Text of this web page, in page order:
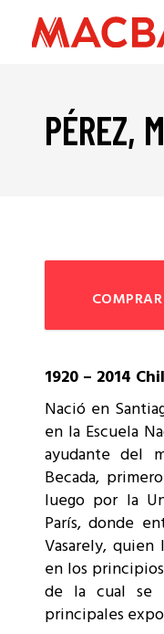
PÉREZ,
1920 – 2014
Nació en
en la Escuela
ayudante del
Becada,
luego por la
París, donde
Vasarely,
en los
de la cual se
principales